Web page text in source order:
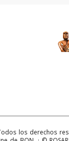
los derechos